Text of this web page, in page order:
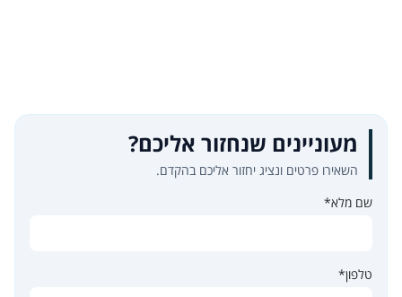
מעוניינים שנחזור אליכם?
השאירו פרטים ונציג יחזור אליכם בהקדם.
שם מלא*
טלפון*